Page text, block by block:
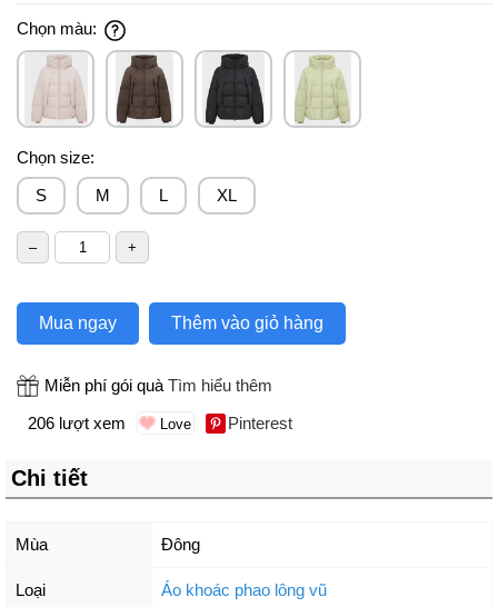
Chọn màu:
Chọn size:
S
M L XL
Mua ngay Thêm vào giỏ hàng
Miễn phí gói quà Tìm hiểu thêm
206 lượt xem
Pinterest
Chi tiết
Mùa Đông
Loại Áo khoác phao lông vũ